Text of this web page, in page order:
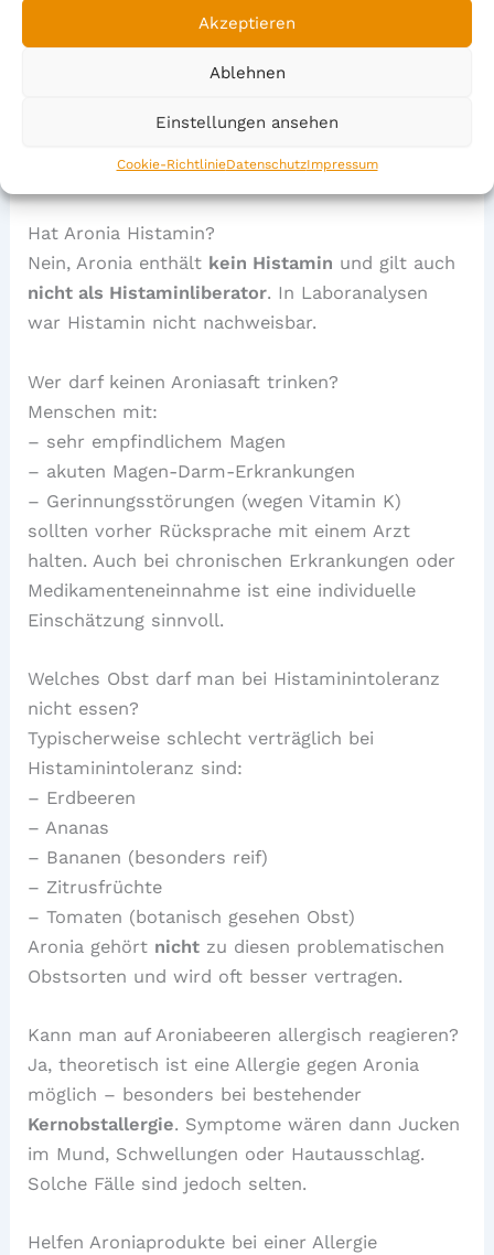
Akzeptieren
Ablehnen
Einstellungen ansehen
Cookie-RichtlinieDatenschutzImpressum
Histaminintoleranz:
Hat Aronia Histamin?
Nein, Aronia enthält kein Histamin und gilt auch
nicht als Histaminliberator. In Laboranalysen
war Histamin nicht nachweisbar.
Wer darf keinen Aroniasaft trinken?
Menschen mit:
– sehr empfindlichem Magen
– akuten Magen-Darm-Erkrankungen
– Gerinnungsstörungen (wegen Vitamin K)
sollten vorher Rücksprache mit einem Arzt
halten. Auch bei chronischen Erkrankungen oder
Medikamenteneinnahme ist eine individuelle
Einschätzung sinnvoll.
Welches Obst darf man bei Histaminintoleranz
nicht essen?
Typischerweise schlecht verträglich bei
Histaminintoleranz sind:
– Erdbeeren
– Ananas
– Bananen (besonders reif)
– Zitrusfrüchte
– Tomaten (botanisch gesehen Obst)
Aronia gehört nicht zu diesen problematischen
Obstsorten und wird oft besser vertragen.
Kann man auf Aroniabeeren allergisch reagieren?
Ja, theoretisch ist eine Allergie gegen Aronia
möglich – besonders bei bestehender
Kernobstallergie. Symptome wären dann Jucken
im Mund, Schwellungen oder Hautausschlag.
Solche Fälle sind jedoch selten.
Helfen Aroniaprodukte bei einer Allergie